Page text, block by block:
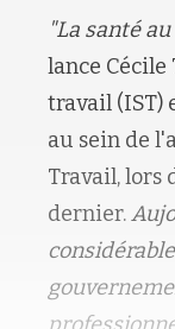
"La santé
lance
travail (IST)
au sein de
Travail, lors
dernier.